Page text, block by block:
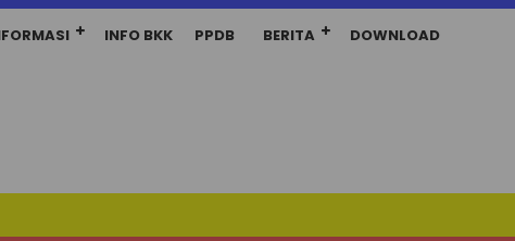
INFO BKK PPDB BERITA DOWNLOAD